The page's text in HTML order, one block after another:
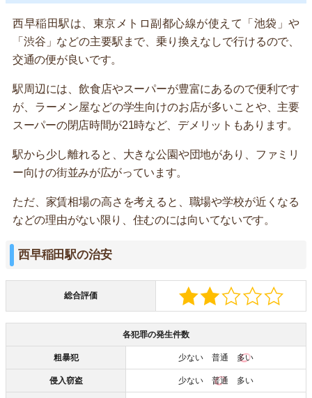
西早稲田駅は、東京メトロ副都心線が使えて「池袋」や
「渋谷」などの主要駅まで、乗り換えなしで行けるので、
交通の便が良いです。
駅周辺には、飲食店やスーパーが豊富にあるので便利です
が、ラーメン屋などの学生向けのお店が多いことや、主要
スーパーの閉店時間が21時など、デメリットもあります。
駅から少し離れると、大きな公園や団地があり、ファミリ
ー向けの街並みが広がっています。
ただ、家賃相場の高さを考えると、職場や学校が近くなる
などの理由がない限り、住むのには向いてないです。
西早稲田駅の治安
総合評価
各犯罪の発生件数
粗暴犯 少ない 普通 多い
侵入窃盗 少ない 普通 多い